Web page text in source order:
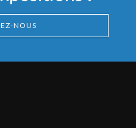
NOUS